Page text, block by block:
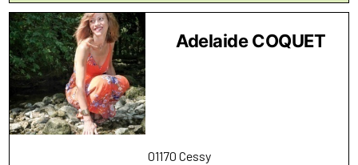
Adelaide COQUET
01170 Cessy